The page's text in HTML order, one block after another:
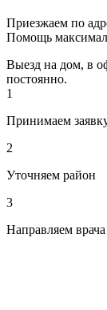
Приезжаем по
Помощь
Выезд на дом, в
постоянно.
1
Принимаем
2
Уточняем район
3
Направляем врача